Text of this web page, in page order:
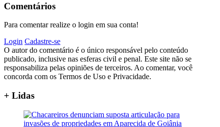
Comentários
Para comentar realize o login em sua conta!
Login Cadastre-se
O autor do comentário é o único responsável pelo conteúdo
publicado, inclusive nas esferas civil e penal. Este site não se
responsabiliza pelas opiniões de terceiros. Ao comentar, você
concorda com os Termos de Uso e Privacidade.
+ Lidas